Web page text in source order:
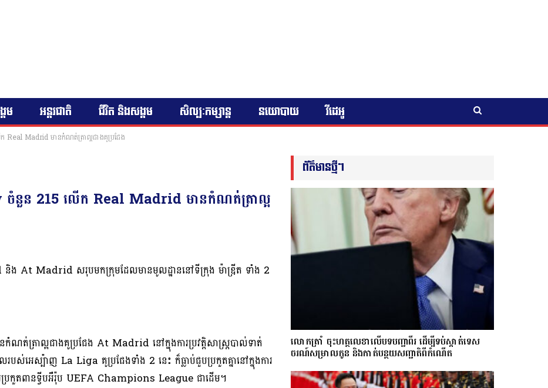
ម អន្តរជាតិ ជីវិត និងសង្គម សិល្បៈកម្សាន្ត នយោបាយ វីដេអូ
Real Madrid មានកំណត់ត្រាល្អជាងគូប្រជែង
ចំនួន 215 លើក Real Madrid មានកំណត់ត្រាល្អ
At Madrid សរុបមកក្រុមដែលមានមូលដ្ឋាននៅទីក្រុង ម៉ាឌ្រីត ទាំង 2
ត់ត្រាល្អជាងគូប្រជែង At Madrid នៅក្នុងការប្រវត្តិសាស្រ្តបាល់ទាត់
អេស្ប៉ាញ La Liga គូប្រជែងទាំង 2 នេះ ក៏ធ្លាប់ជួបប្រកួតគ្នានៅក្នុងការ
រកួតពានទ្វីបអឺរ៉ុប UEFA Champions League ជាដើម។
ព័ត៌មានថ្មីៗ
លោក​ត្រាំ ចុះហត្ថលេខាលើបទបញ្ជាពីរ ដើម្បីទប់ស្កាត់ទេស​
ចរណ៍សម្រាលកូន និងកាត់បន្ថយសញ្ជាតិពីកំណើត